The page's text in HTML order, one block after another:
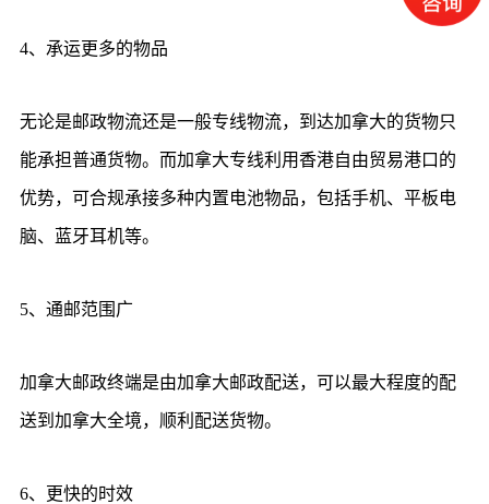
4、承运更多的物品
无论是邮政物流还是一般专线物流，到达加拿大的货物只
能承担普通货物。而加拿大专线利用香港自由贸易港口的
优势，可合规承接多种内置电池物品，包括手机、平板电
脑、蓝牙耳机等。
5、通邮范围广
加拿大邮政终端是由加拿大邮政配送，可以最大程度的配
送到加拿大全境，顺利配送货物。
6、更快的时效